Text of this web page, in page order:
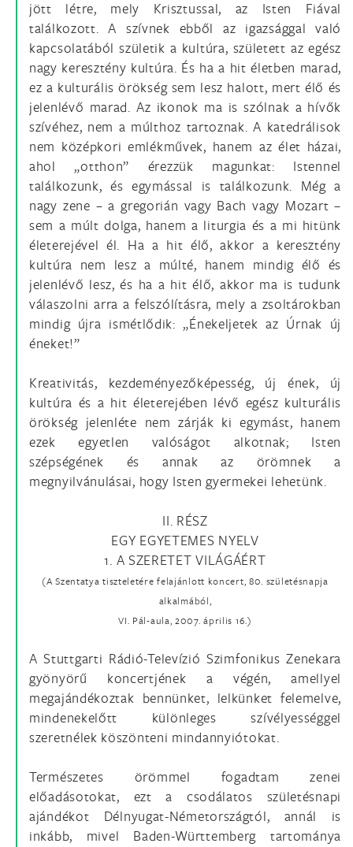
jött létre, mely Krisztussal, az Isten Fiával
találkozott. A szívnek ebből az igazsággal való
kapcsolatából születik a kultúra, született az egész
nagy keresztény kultúra. És ha a hit életben marad,
ez a kulturális örökség sem lesz halott, mert élő és
jelenlévő marad. Az ikonok ma is szólnak a hívők
szívéhez, nem a múlthoz tartoznak. A katedrálisok
nem középkori emlékművek, hanem az élet házai,
ahol „otthon” érezzük magunkat: Istennel
találkozunk, és egymással is találkozunk. Még a
nagy zene – a gregorián vagy Bach vagy Mozart –
sem a múlt dolga, hanem a liturgia és a mi hitünk
életerejével él. Ha a hit élő, akkor a keresztény
kultúra nem lesz a múlté, hanem mindig élő és
jelenlévő lesz, és ha a hit élő, akkor ma is tudunk
válaszolni arra a felszólításra, mely a zsoltárokban
mindig újra ismétlődik: „Énekeljetek az Úrnak új
éneket!”
Kreativitás, kezdeményezőképesség, új ének, új
kultúra és a hit életerejében lévő egész kulturális
örökség jelenléte nem zárják ki egymást, hanem
ezek egyetlen valóságot alkotnak; Isten
szépségének és annak az örömnek a
megnyilvánulásai, hogy Isten gyermekei lehetünk.
II. RÉSZ
EGY EGYETEMES NYELV
1. A SZERETET VILÁGÁÉRT
(A Szentatya tiszteletére felajánlott koncert, 80. születésnapja
alkalmából,
VI. Pál-aula, 2007. április 16.)
A Stuttgarti Rádió-Televízió Szimfonikus Zenekara
gyönyörű koncertjének a végén, amellyel
megajándékoztak bennünket, lelkünket felemelve,
mindenekelőtt különleges szívélyességgel
szeretnélek köszönteni mindannyiótokat.
Természetes örömmel fogadtam zenei
előadásotokat, ezt a csodálatos születésnapi
ajándékot Délnyugat-Németországtól, annál is
inkább, mivel Baden-Württemberg tartománya